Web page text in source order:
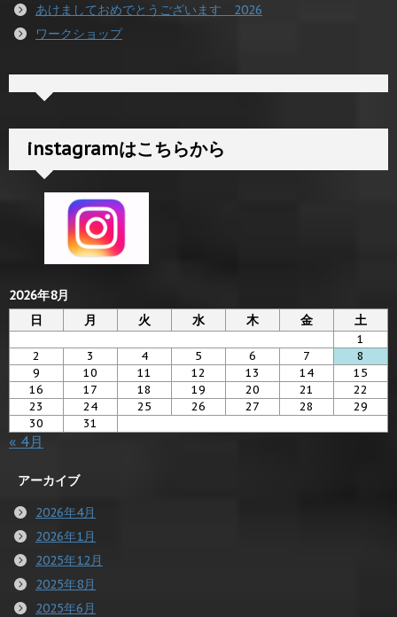
あけましておめでとうございます 2026
ワークショップ
instagramはこちらから
2026年8月
日
月 火 水 木 金 土
1
2
3 4 5 6 7
8
9
10 11 12 13 14
15
16
17 18 19 20 21
22
23
24 25 26 27 28
29
30
31
« 4月
アーカイブ
2026年4月
2026年1月
2025年12月
2025年8月
2025年6月